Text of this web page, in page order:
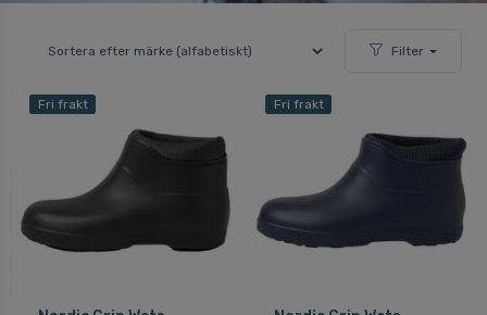
Filter
Fri frakt Fri frakt